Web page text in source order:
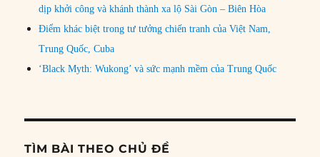
dịp khởi công và khánh thành xa lộ Sài Gòn – Biên Hòa
Điểm khác biệt trong tư tưởng chiến tranh của Việt Nam,
Trung Quốc, Cuba
‘Black Myth: Wukong’ và sức mạnh mềm của Trung Quốc
TÌM BÀI THEO CHỦ ĐỀ